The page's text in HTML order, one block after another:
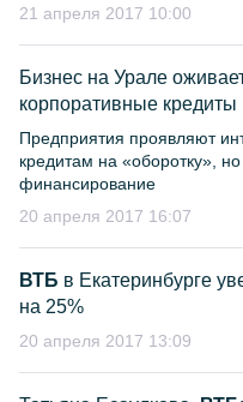
21 апреля 2017 10:00
Бизнес на Урале
корпоративные кредиты
Предприятия проявляют
кредитам на «оборотку»,
финансирование
20 апреля 2017 16:07
ВТБ в Екатеринбурге
на 25%
20 апреля 2017 13:09